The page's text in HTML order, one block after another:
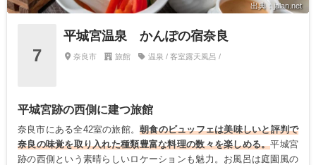
出典：jalan.net
7
平城宮温泉 かんぽの宿奈良
奈良市 旅館 温泉 / 客室露天風呂 /
平城宮跡の西側に建つ旅館
奈良市にある全42室の旅館。朝食のビュッフェは美味しいと評判で
奈良の味覚を取り入れた種類豊富な料理の数々を楽しめる。平城宮
跡の西側という素晴らしいロケーションも魅力。お風呂は庭園風の